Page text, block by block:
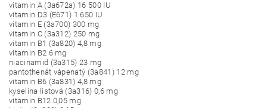
vitamin A (3a672a) 16 500 IU
vitamin D3 (E671) 1 650 IU
vitamin E (3a700) 300 mg
vitamin C (3a312) 250 mg
vitamin B1 (3a820) 4,8 mg
vitamin B2 6 mg
niacinamid (3a315) 23 mg
pantothenát vápenatý (3a841) 12 mg
vitamin B6 (3a831) 4,8 mg
kyselina listová (3a316) 0,6 mg
vitamin B12 0,05 mg